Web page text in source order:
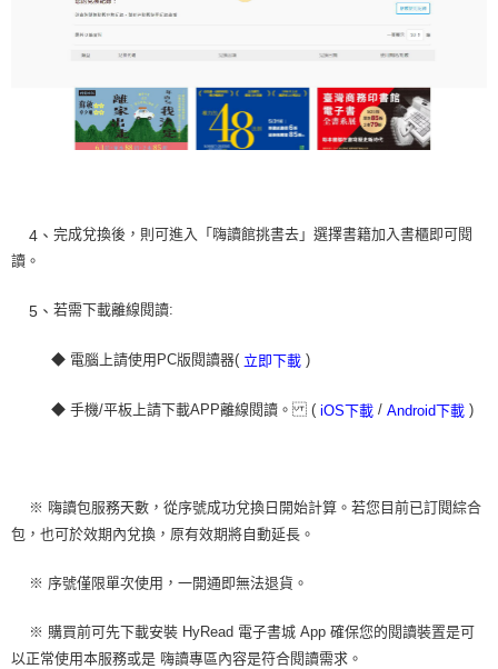
4、 完成兌換後，則可進入「嗨讀館挑書去」選擇書籍加入書櫃即可閱
讀。
5、 若需下載離線閱讀:
◆ 電腦上請使用PC版閱讀器( 立即下載 )
◆ 手機/平板上請下載APP離線閱讀。 ( iOS下載 / Android下載 )
※ 嗨讀包服務天數，從序號成功兌換日開始計算。若您目前已訂閱綜合
包，也可於效期內兌換，原有效期將自動延長。
※ 序號僅限單次使用，一開通即無法退貨。
※ 購買前可先下載安裝 HyRead 電子書城 App 確保您的閱讀裝置是可
以正常使用本服務或是 嗨讀專區內容是符合閱讀需求。